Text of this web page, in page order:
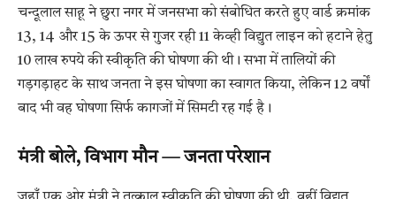
चन्दूलाल साहू ने छुरा नगर में जनसभा को संबोधित करते हुए वार्ड क्रमांक
13, 14 और 15 के ऊपर से गुजर रही 11 केव्ही विद्युत लाइन को हटाने हेतु
10 लाख रुपये की स्वीकृति की घोषणा की थी। सभा में तालियों की
गड़गड़ाहट के साथ जनता ने इस घोषणा का स्वागत किया, लेकिन 12 वर्षों
बाद भी वह घोषणा सिर्फ कागजों में सिमटी रह गई है।
मंत्री बोले, विभाग मौन — जनता परेशान